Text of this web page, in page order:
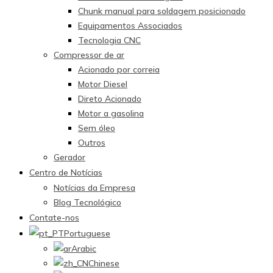
Chunk manual para soldagem posicionado
Equipamentos Associados
Tecnologia CNC
Compressor de ar
Acionado por correia
Motor Diesel
Direto Acionado
Motor a gasolina
Sem óleo
Outros
Gerador
Centro de Notícias
Notícias da Empresa
Blog Tecnológico
Contate-nos
Portuguese
Arabic
Chinese